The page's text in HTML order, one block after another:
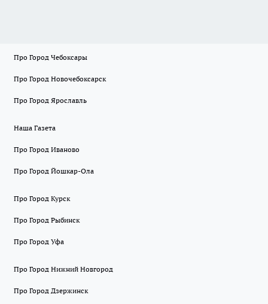
Про Город Чебоксары
Про Город Новочебоксарск
Про Город Ярославль
Наша Газета
Про Город Иваново
Про Город Йошкар-Ола
Про Город Курск
Про Город Рыбинск
Про Город Уфа
Про Город Нижний Новгород
Про Город Дзержинск